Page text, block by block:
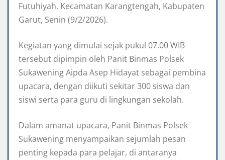
Futuhiyah, Kecamatan Karangtengah, Kabupaten
Garut, Senin (9/2/2026).
Kegiatan yang dimulai sejak pukul 07.00 WIB
tersebut dipimpin oleh Panit Binmas Polsek
Sukawening Aipda Asep Hidayat sebagai pembina
upacara, dengan diikuti sekitar 300 siswa dan
siswi serta para guru di lingkungan sekolah.
Dalam amanat upacara, Panit Binmas Polsek
Sukawening menyampaikan sejumlah pesan
penting kepada para pelajar, di antaranya